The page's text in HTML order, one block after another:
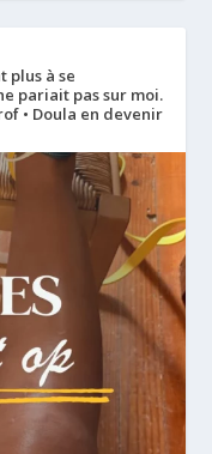
plus à se
pariait pas sur moi.
• Doula en devenir